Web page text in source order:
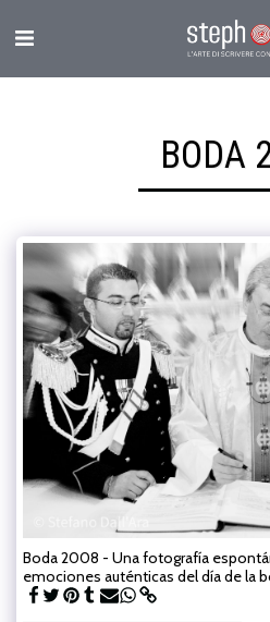
BODA
Boda 2008 - Una fotografía
emociones auténticas del día de la